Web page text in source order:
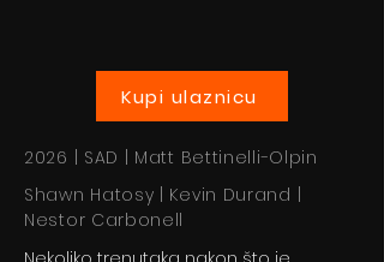
Kupi ulaznicu
2026 | SAD | Matt Bettinelli-Olpin
Shawn Hatosy | Kevin Durand |
Nestor Carbonell